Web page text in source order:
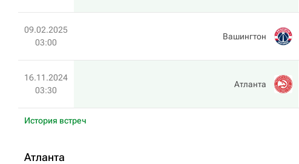
09.02.2025
03:00
Вашингтон
16.11.2024
03:30
Атланта
История встреч
Атланта